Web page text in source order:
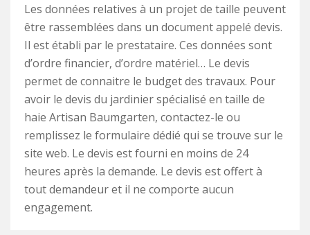
Les données relatives à un projet de taille peuvent
être rassemblées dans un document appelé devis.
Il est établi par le prestataire. Ces données sont
d’ordre financier, d’ordre matériel… Le devis
permet de connaitre le budget des travaux. Pour
avoir le devis du jardinier spécialisé en taille de
haie Artisan Baumgarten, contactez-le ou
remplissez le formulaire dédié qui se trouve sur le
site web. Le devis est fourni en moins de 24
heures après la demande. Le devis est offert à
tout demandeur et il ne comporte aucun
engagement.